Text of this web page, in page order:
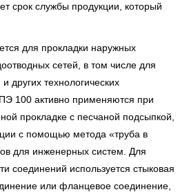
срок службы продукции, который
для прокладки наружных
сетей, в том числе для
других технологических
100 активно применяются при
прокладке с песчаной подсыпкой,
с помощью метода «труба в
для инженерных систем. Для
соединений используется стыковая
или фланцевое соединение,